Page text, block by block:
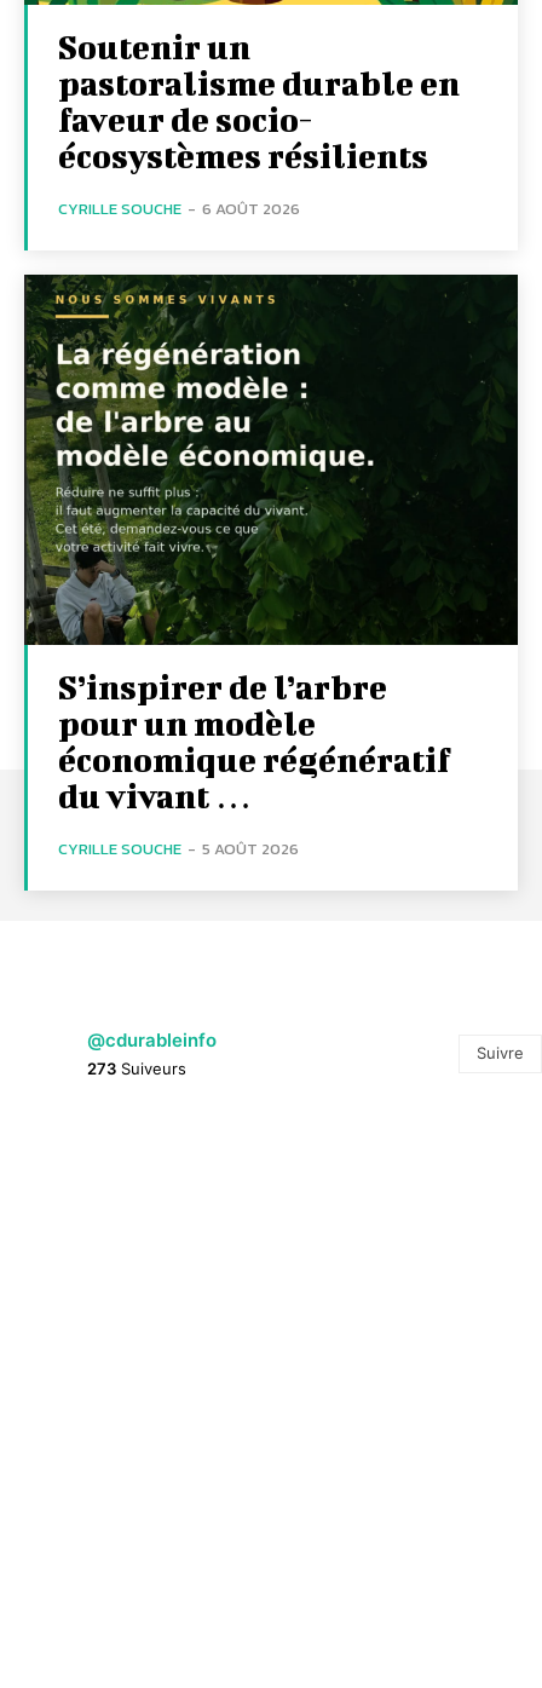
Soutenir un
pastoralisme durable en
faveur de socio-
écosystèmes résilients
CYRILLE SOUCHE - 6 AOÛT 2026
S’inspirer de l’arbre
pour un modèle
économique régénératif
du vivant …
CYRILLE SOUCHE - 5 AOÛT 2026
@cdurableinfo
273 Suiveurs
Suivre